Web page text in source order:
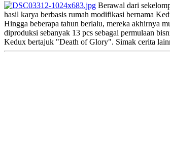
Berawal dari
hasil karya berbasis rumah modifikasi bernama
Hingga beberapa tahun berlalu, mereka akhirnya
diproduksi sebanyak 13 pcs sebagai permulaan
Kedux bertajuk "Death of Glory". Simak cerita